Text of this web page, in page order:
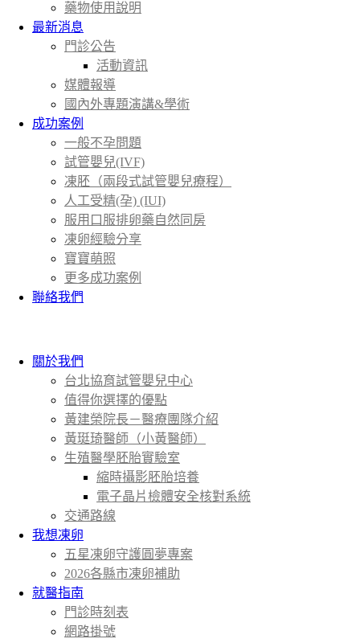
藥物使用說明
最新消息
門診公告
活動資訊
媒體報導
國內外專題演講&學術
成功案例
一般不孕問題
試管嬰兒(IVF)
凍胚（兩段式試管嬰兒療程）
人工受精(孕) (IUI)
服用口服排卵藥自然同房
凍卵經驗分享
寶寶萌照
更多成功案例
聯絡我們
關於我們
台北協育試管嬰兒中心
值得你選擇的優點
黃建榮院長－醫療團隊介紹
黃珽琦醫師（小黃醫師）
生殖醫學胚胎實驗室
縮時攝影胚胎培養
電子晶片檢體安全核對系統
交通路線
我想凍卵
五星凍卵守護圓夢專案
2026各縣市凍卵補助
就醫指南
門診時刻表
網路掛號